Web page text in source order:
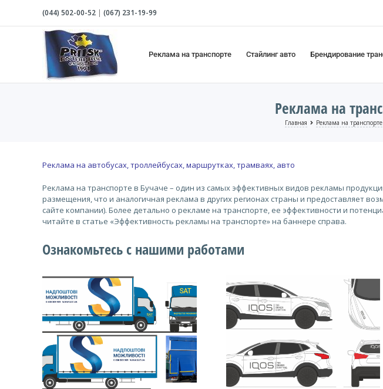
content
(044) 502-00-52 | (067) 231-19-99
Реклама на транспорте Стайлинг авто Брендирование
Реклама на
Главная Реклама на транспорте
Реклама на автобусах, троллейбусах, маршрутках, трамваях, авто
Реклама на транспорте в Бучаче – один из самых эффективных видов рекламы
размещения, что и аналогичная реклама в других регионах страны и предоставляет
сайте компании). Более детально о рекламе на транспорте, ее эффективности и
читайте в статье «Эффективность рекламы на транспорте» на баннере справа.
Ознакомьтесь с нашими работами